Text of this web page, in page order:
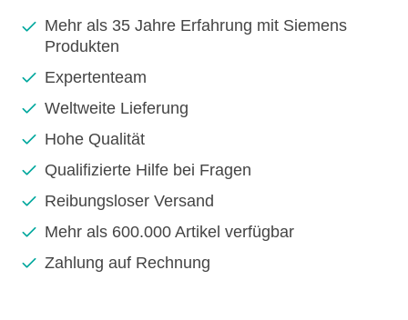
Mehr als 35 Jahre Erfahrung mit Siemens
Produkten
Expertenteam
Weltweite Lieferung
Hohe Qualität
Qualifizierte Hilfe bei Fragen
Reibungsloser Versand
Mehr als 600.000 Artikel verfügbar
Zahlung auf Rechnung